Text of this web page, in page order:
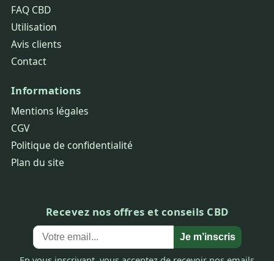
FAQ CBD
Utilisation
Avis clients
Contact
Informations
Mentions légales
CGV
Politique de confidentialité
Plan du site
Recevez nos offres et conseils CBD
Je m’inscris